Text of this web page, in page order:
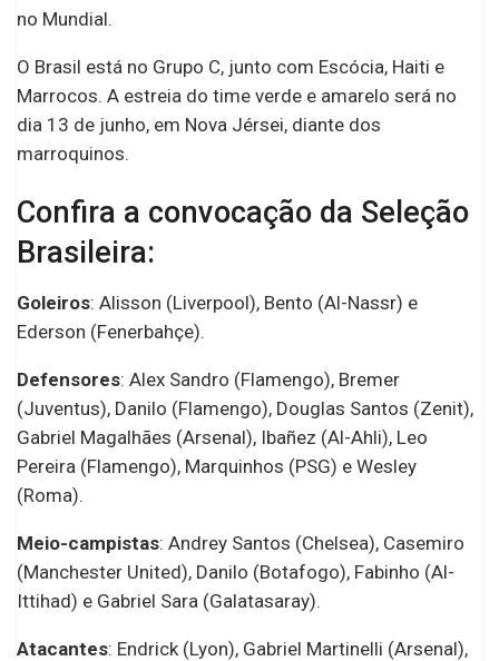
no Mundial.
O Brasil está no Grupo C, junto com Escócia, Haiti e
Marrocos. A estreia do time verde e amarelo será no
dia 13 de junho, em Nova Jérsei, diante dos
marroquinos.
Confira a convocação da Seleção
Brasileira:
Goleiros: Alisson (Liverpool), Bento (Al-Nassr) e
Ederson (Fenerbahçe).
Defensores: Alex Sandro (Flamengo), Bremer
(Juventus), Danilo (Flamengo), Douglas Santos (Zenit),
Gabriel Magalhães (Arsenal), Ibañez (Al-Ahli), Leo
Pereira (Flamengo), Marquinhos (PSG) e Wesley
(Roma).
Meio-campistas: Andrey Santos (Chelsea), Casemiro
(Manchester United), Danilo (Botafogo), Fabinho (Al-
Ittihad) e Gabriel Sara (Galatasaray).
Atacantes: Endrick (Lyon), Gabriel Martinelli (Arsenal),